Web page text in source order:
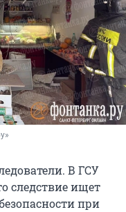
В ГСУ
следствие ищет
при